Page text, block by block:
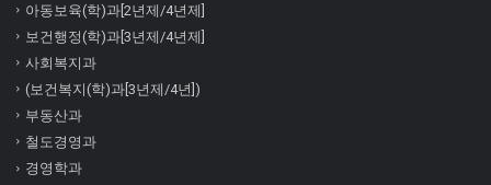
아동보육(학)과[2년제/4년제]
보건행정(학)과[3년제/4년제]
사회복지과
(보건복지(학)과[3년제/4년])
부동산과
철도경영과
경영학과